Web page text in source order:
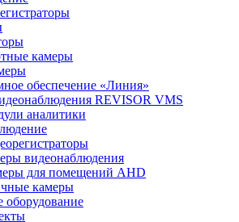
камеры
обеспечение «Линия»
REVISOR VMS
аналитики
видеонаблюдения
для помещений AHD
камеры
оборудование